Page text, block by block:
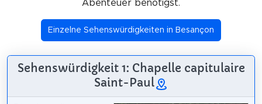
Abenteuer benötigst.
Einzelne Sehenswürdigkeiten in Besançon
Sehenswürdigkeit 1: Chapelle capitulaire
Saint-Paul